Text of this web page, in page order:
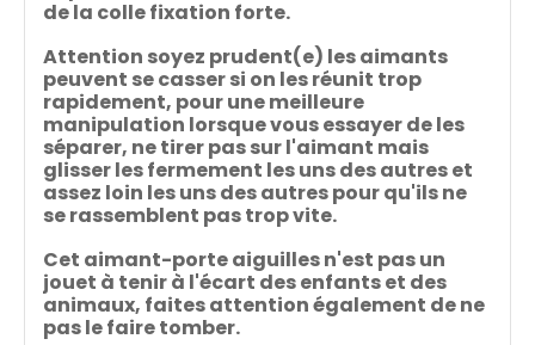
de la colle fixation forte.
Attention soyez prudent(e) les aimants
peuvent se casser si on les réunit trop
rapidement, pour une meilleure
manipulation lorsque vous essayer de les
séparer, ne tirer pas sur l'aimant mais
glisser les fermement les uns des autres et
assez loin les uns des autres pour qu'ils ne
se rassemblent pas trop vite.
Cet aimant-porte aiguilles n'est pas un
jouet à tenir à l'écart des enfants et des
animaux, faites attention également de ne
pas le faire tomber.